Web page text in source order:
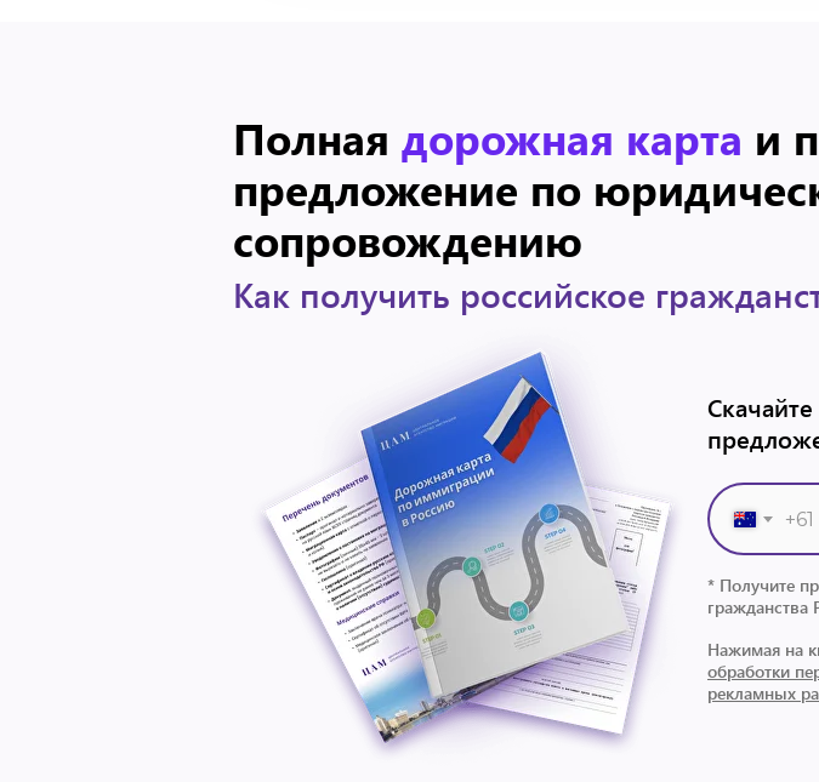
Полная дорожная карта и
предложение по
сопровождению
Нажимая на
обработки
рекламных
+61
* Получите
гражданства
Как получить российское